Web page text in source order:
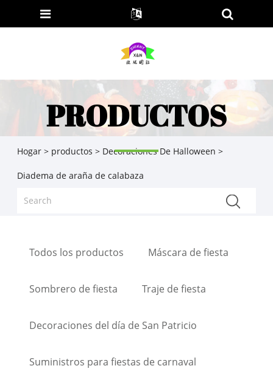
PRODUCTOS
Hogar > productos > Decoraciones De Halloween >
Diadema de araña de calabaza
Todos los productos Máscara de fiesta
Sombrero de fiesta Traje de fiesta
Decoraciones del día de San Patricio
Suministros para fiestas de carnaval